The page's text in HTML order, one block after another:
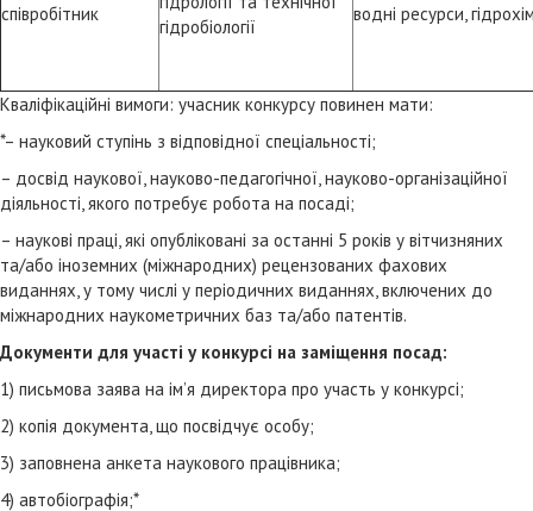
співробітник
гідробіології
водні ресурси,
Кваліфікаційні вимоги: учасник конкурсу повинен мати:
*– науковий ступінь з відповідної спеціальності;
– досвід наукової, науково-педагогічної, науково-організаційної
діяльності, якого потребує робота на посаді;
– наукові праці, які опубліковані за останні 5 років у вітчизняних
та/або іноземних (міжнародних) рецензованих фахових
виданнях, у тому числі у періодичних виданнях, включених до
міжнародних наукометричних баз та/або патентів.
Документи для участі у конкурсі на заміщення посад:
1) письмова заява на ім’я директора про участь у конкурсі;
2) копія документа, що посвідчує особу;
3) заповнена анкета наукового працівника;
4) автобіографія;*